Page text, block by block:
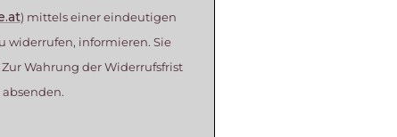
) mittels einer eindeutigen
widerrufen, informieren. Sie
Wahrung der Widerrufsfrist